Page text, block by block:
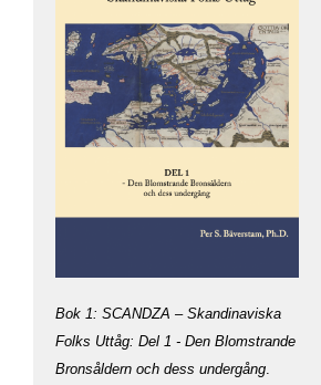
Bok 1: SCANDZA – Skandinaviska
Folks Uttåg: Del 1 - Den Blomstrande
Bronsåldern och dess undergång.